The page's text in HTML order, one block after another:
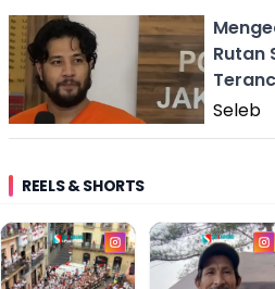
Rutan
Seleb
REELS & SHORTS